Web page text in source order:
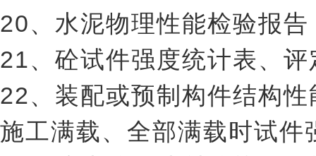
20、水泥物理性能检验报告
21、砼试件强度统计表、
22、装配或预制构件结构
施工满载、全部满载时试件